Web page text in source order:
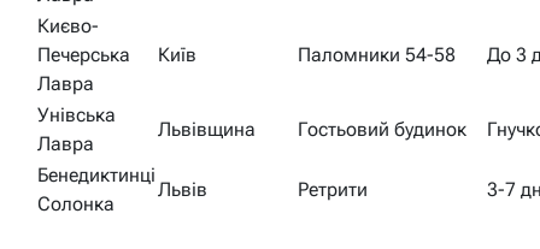
Києво-
Печерська
Лавра
Київ Паломники 54-58 До 3
Унівська
Лавра
Львівщина Гостьовий будинок
Бенедиктинці
Солонка
Львів Ретрити 3-7